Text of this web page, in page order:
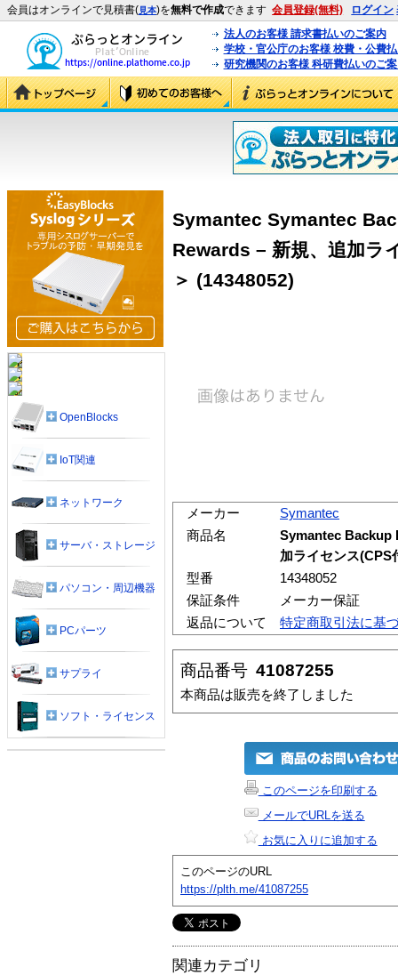
会員はオンラインで見積書(見本)を無料で作成できます 会員登録(無料) ログイン
法人のお客様 請求書払いのご案内
学校・官公庁のお客様 校費・公費
研究機関のお客様 科研費払いのご
Symantec Symantec
Rewards – 新規、追加ラ
＞ (14348052)
メーカー
Symantec
商品名
Symantec Backup
加ライセンス
型番
14348052
保証条件
メーカー保証
返品について
特定商取引法に基
商品番号 41087255
本商品は販売を終了しました
このページを印刷する
メールでURLを送る
お気に入りに追加する
このページのURL
https://plth.me/41087255
関連カテゴリ
OpenBlocks
IoT関連
ネットワーク
サーバ・ストレージ
パソコン・周辺機器
PCパーツ
サプライ
ソフト・ライセンス